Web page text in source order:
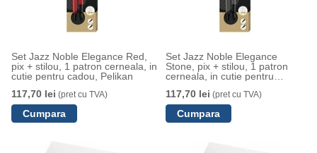
Set Jazz Noble Elegance Red,
pix + stilou, 1 patron cerneala, in
cutie pentru cadou, Pelikan
117,70 lei (pret cu TVA)
Set Jazz Noble Elegance
Stone, pix + stilou, 1 patron
cerneala, in cutie pentru
117,70 lei (pret cu TVA)